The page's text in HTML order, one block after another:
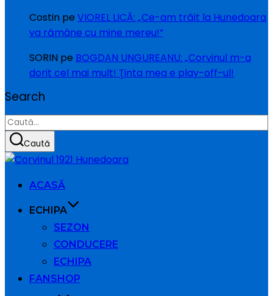
Costin peVIOREL LICĂ: „Ce-am trăit la Hunedoara
va rămâne cu mine mereu!”
SORIN pe BOGDAN UNGUREANU: „Corvinul m-a
dorit cel mai mult! Ţinta mea e play-off-ul!
Search
Caută
după:
Caută
Sari
conținutACASĂ
ECHIPA
SEZON
CONDUCERE
ECHIPA
FANSHOP